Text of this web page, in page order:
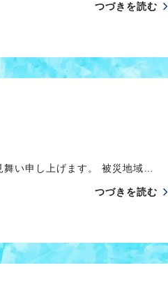
つづきを読む
い申し上げます。 被災地域…
つづきを読む